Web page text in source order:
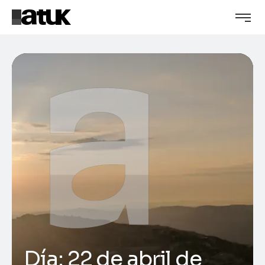
Día: 22 de abril de